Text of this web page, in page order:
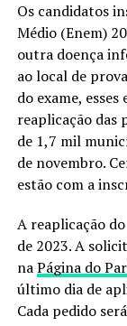
Os candidatos
Médio (Enem)
outra doença
ao local de
do exame,
reaplicação das
de 1,7 mil
de novembro.
estão com a
A reaplicação
de 2023. A
naPágina do
último dia de
Cada pedido